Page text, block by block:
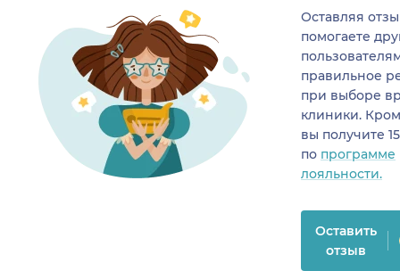
Оставляя
помогаете
правильное
при выборе
клиники.
вы получите
по программе
лояльности.
Оставить
отзыв